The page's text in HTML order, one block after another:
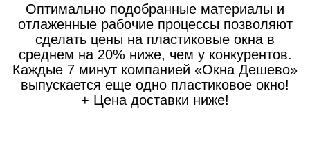
Оптимально подобранные материалы и
отлаженные рабочие процессы позволяют
сделать цены на пластиковые окна в
среднем на 20% ниже, чем у конкурентов.
Каждые 7 минут компанией «Окна Дешево»
выпускается еще одно пластиковое окно!
+ Цена доставки ниже!